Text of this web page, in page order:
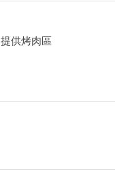
提供烤肉區